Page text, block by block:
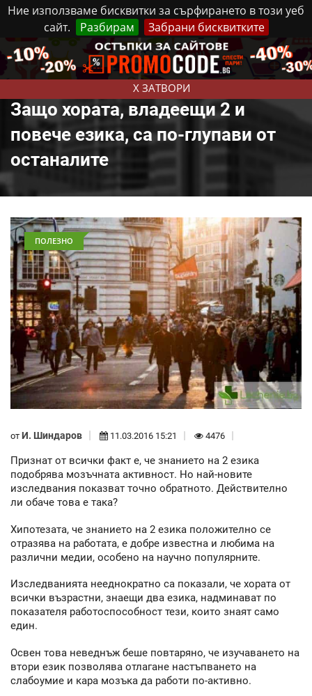
Ние използваме бисквитки за сърфирането в този уеб
сайт.
Разбирам Забрани бисквитките
X ЗАТВОРИ
Петък, 7 Август, 2026 Реклама Контакти
Защо хората, владеещи 2 и
повече езика, са по-глупави от
останалите
ПОЛЕЗНО
от И. Шиндаров 11.03.2016 15:21 4476
Признат от всички факт е, че знанието на 2 езика
подобрява мозъчната активност. Но най-новите
изследвания показват точно обратното. Действително
ли обаче това е така?
Хипотезата, че знанието на 2 езика положително се
отразява на работата, е добре известна и любима на
различни медии, особено на научно популярните.
Изследванията нееднократно са показали, че хората от
всички възрастни, знаещи два езика, надминават по
показателя работоспособност тези, които знаят само
един.
Освен това неведнъж беше повтаряно, че изучаването на
втори език позволява отлагане настъпването на
слабоумие и кара мозъка да работи по-активно.